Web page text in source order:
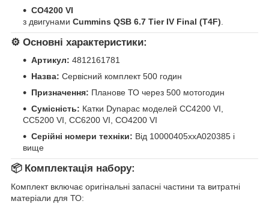
CO4200 VI
з двигунами Cummins QSB 6.7 Tier IV Final (T4F)
⚙️ Основні характеристики:
Артикул: 4812161781
Назва: Сервісний комплект 500 годин
Призначення: Планове ТО через 500 мотогодин
Сумісність: Катки Dynapac моделей CC4200 VI,
CC5200 VI, CC6200 VI, CO4200 VI
Серійні номери техніки: Від 10000405xxA020385 і
вище
📦 Комплектація набору:
Комплект включає оригінальні запасні частини та витратні
матеріали для ТО: